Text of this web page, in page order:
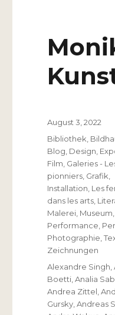
Veröffentlicht
am
August 3, 2022
Kategorien
Bibliothek
Blog Design
Film Galeries -
pionniers Grafik
Installation Les
dans les arts
Malerei Museum
Performance
Photographie ,
Zeichnungen
Schlagwörter
Alexandre Singh ,
Boetti ,Analia
Andrea Zittel ,
Gursky ,Andreas